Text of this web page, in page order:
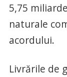
5,75
naturale
acordului.
Livrările de